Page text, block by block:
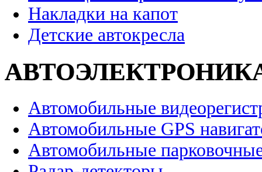
Накладки на капот
Детские автокресла
Автомобильные
Автомобильные GPS
Автомобильные